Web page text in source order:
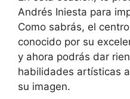
Andrés Iniesta para
Como sabrás, el
conocido por su
y ahora podrás dar
habilidades artísticas
su imagen.